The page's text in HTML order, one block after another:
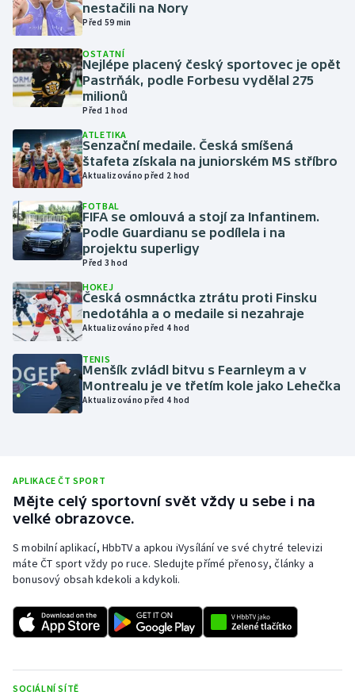
Házená
Jezdectví
Judo
Krasobruslení
Lezení
Lyže a snowboard
Moderní pětiboj
Motorsport
Olympijské hry
Parasport
Plavání
Ragby
Rychlobruslení
Rychlostní kanoistika
Short track
Sportovní střelba
Stolní tenis
nestačili na Nory
Před 59 min
OSTATNÍ
Nejlépe placený český sportovec je opět
Pastrňák, podle Forbesu vydělal 275
milionů
Před 1 hod
ATLETIKA
Senzační medaile. Česká smíšená
štafeta získala na juniorském MS stříbro
Aktualizováno před 2 hod
FOTBAL
FIFA se omlouvá a stojí za Infantinem.
Podle Guardianu se podílela i na
projektu superligy
Před 3 hod
HOKEJ
Česká osmnáctka ztrátu proti Finsku
nedotáhla a o medaile si nezahraje
Aktualizováno před 4 hod
TENIS
Menšík zvládl bitvu s Fearnleym a v
Montrealu je ve třetím kole jako Lehečka
Aktualizováno před 4 hod
APLIKACE ČT SPORT
Mějte celý sportovní svět vždy u sebe i na
velké obrazovce.
S mobilní aplikací, HbbTV a apkou iVysílání ve své chytré televizi
máte ČT sport vždy po ruce. Sledujte přímé přenosy, články a
bonusový obsah kdekoli a kdykoli.
SOCIÁLNÍ SÍTĚ